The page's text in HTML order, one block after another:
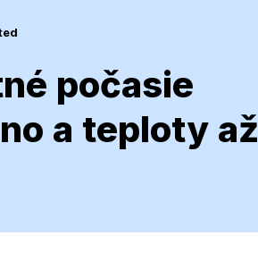
počasie
a teploty až
letné
05-23: